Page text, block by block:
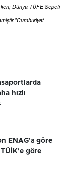
Dünya TÜFE Sepeti
hızlı
ENAG'a göre
göre